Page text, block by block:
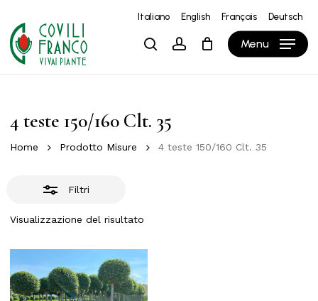
main
content
Italiano English Français Deutsch
searchaccount Menu
Carrello Close
Cart
4 teste 150/160 Clt. 35
Home Prodotto Misure 4 teste 150/160 Clt. 35
Filtri
Visualizzazione del risultato
Close
Filters